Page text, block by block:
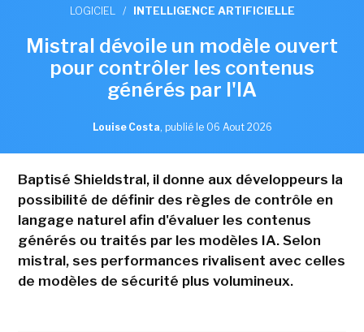
LOGICIEL / INTELLIGENCE ARTIFICIELLE
Mistral dévoile un modèle ouvert
pour contrôler les contenus
générés par l'IA
Louise Costa, publié le 06 Aout 2026
Baptisé Shieldstral, il donne aux développeurs la
possibilité de définir des règles de contrôle en
langage naturel afin d'évaluer les contenus
générés ou traités par les modèles IA. Selon
mistral, ses performances rivalisent avec celles
de modèles de sécurité plus volumineux.